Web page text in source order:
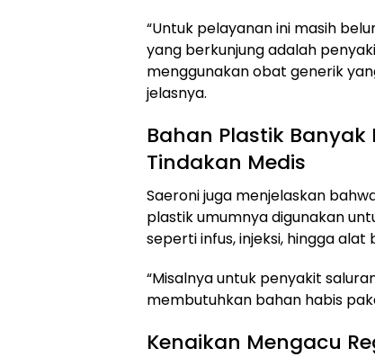
“Untuk pelayanan ini masih
yang berkunjung adalah
menggunakan obat generik
jelasnya.
Bahan Plastik
Tindakan Medis
Saeroni juga menjelaskan
plastik umumnya digunakan
seperti infus, injeksi, hingga
“Misalnya untuk penyakit
membutuhkan bahan habis
Kenaikan Mengacu